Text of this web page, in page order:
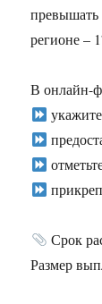
регионе –
В онлайн-
Срок
Размер